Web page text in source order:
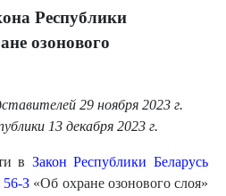
Республики
озонового
29 ноября 2023 г.
13 декабря 2023 г.
в Закон Республики Беларусь
56-З «Об охране озонового слоя»